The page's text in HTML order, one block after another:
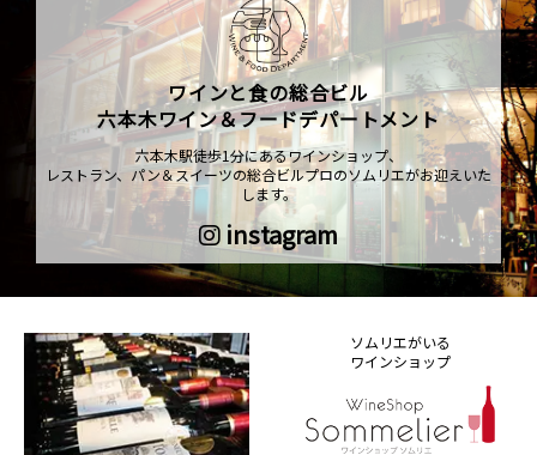
ワインと食の総合ビル
六本木ワイン＆フードデパートメント
六本木駅徒歩1分にあるワインショップ、
レストラン、パン＆スイーツの総合ビルプロのソムリエがお迎えいた
します。
instagram
ソムリエがいる
ワインショップ